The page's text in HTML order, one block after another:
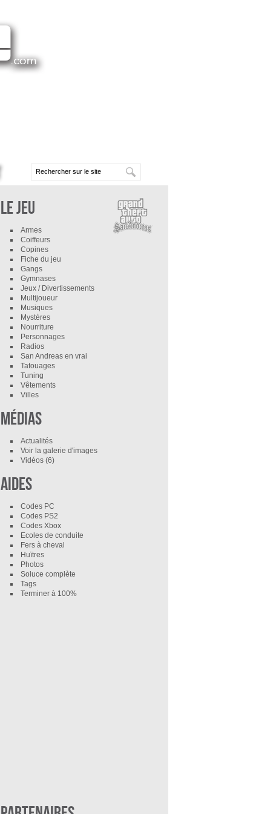
Le Jeu
Armes
Coiffeurs
Copines
Fiche du jeu
Gangs
Gymnases
Jeux / Divertissements
Multijoueur
Musiques
Mystères
Nourriture
Personnages
Radios
San Andreas en vrai
Tatouages
Tuning
Vêtements
Villes
Médias
Actualités
Voir la galerie d'images
Vidéos (6)
Aides
Codes PC
Codes PS2
Codes Xbox
Ecoles de conduite
Fers à cheval
Huïtres
Photos
Soluce complète
Tags
Terminer à 100%